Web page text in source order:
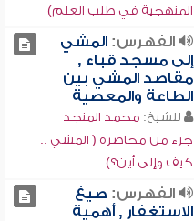
المنهجية في طلب العلم)
الفهرس:المشي
إلى مسجد قباء ,
مقاصد المشي بين
الطاعة والمعصية
للشيخ: محمد المنجد
جزء من محاضرة ( المشي ..
كيف وإلى أين؟)
الفهرس: صيغ
الاستغفار , أهمية